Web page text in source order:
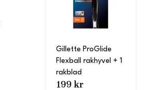
Gillette ProGlide
Flexball rakhyvel + 1
rakblad
199 kr